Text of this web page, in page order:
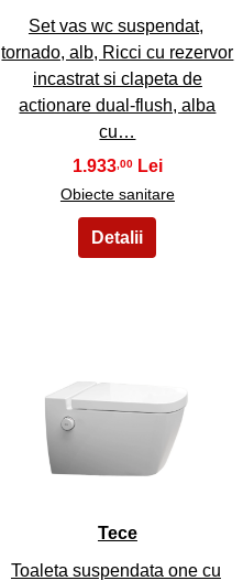
Set vas wc suspendat,
tornado, alb, Ricci cu rezervor
incastrat si clapeta de
actionare dual-flush, alba
cu…
1.933 ,00
Obiecte sanitare
Tece
Toaleta suspendata one cu